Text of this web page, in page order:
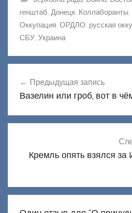
генштаб, Донецк, Коллаборанты,
Оккупация, ОРДЛО, русская
СБУ, Украина
по
Предыдущая запись
Вазелин или гроб, вот в
Кремль опять взялся